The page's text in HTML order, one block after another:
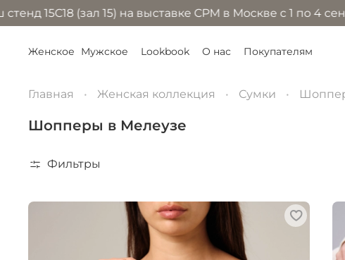
15) на выставке CPM в Москве с 1 по 4 сентября
Женское Мужское Lookbook О нас Покупателям
Главная Женская коллекция Сумки
Шопперы в Мелеузе
Фильтры